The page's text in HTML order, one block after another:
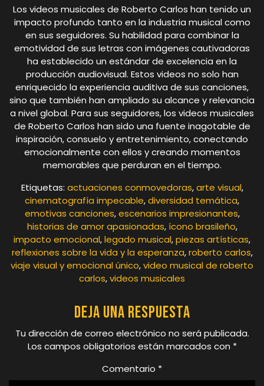
Los videos musicales de Roberto Carlos han tenido un
impacto profundo tanto en la industria musical como
en sus seguidores. Su habilidad para combinar la
emotividad de sus letras con imágenes cautivadoras
ha establecido un estándar de excelencia en la
producción audiovisual. Estos videos no solo han
enriquecido la experiencia auditiva de sus canciones,
sino que también han ampliado su alcance y relevancia
a nivel global. Para sus seguidores, los videos musicales
de Roberto Carlos han sido una fuente inagotable de
inspiración, consuelo y entretenimiento, conectando
emocionalmente con ellos y creando momentos
memorables que perduran en el tiempo.
Etiquetas: actuaciones conmovedoras,arte visual,
cinematografía impecable,diversidad temática,
emotivas canciones,escenarios impresionantes,
historias de amor apasionadas,ícono brasileño,
impacto emocional,legado musical,piezas artísticas,
reflexiones sobre la vida y la esperanza,roberto carlos,
viaje visual y emocional único,video musical de roberto
carlos,videos musicales
Deja una respuesta
Tu dirección de correo electrónico no será publicada.
Los campos obligatorios están marcados con *
Comentario *